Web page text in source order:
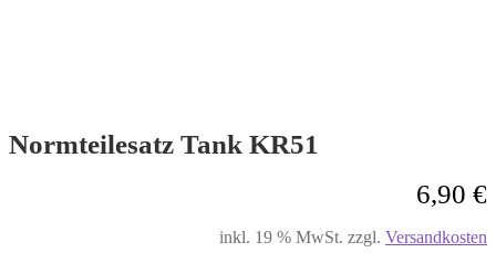
Normteilesatz Tank KR51
6,90 €
inkl. 19 % MwSt. zzgl. Versandkosten